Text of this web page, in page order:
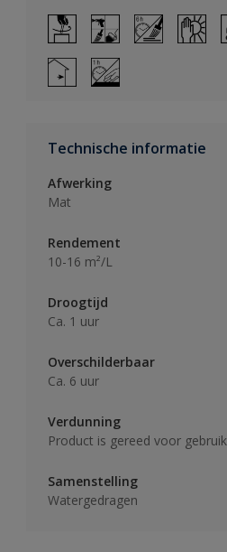
Technische informatie
Afwerking
Mat
Rendement
10-16 m²/L
Droogtijd
Ca. 1 uur
Overschilderbaar
Ca. 6 uur
Verdunning
Product is gereed voor gebruik
Samenstelling
Watergedragen